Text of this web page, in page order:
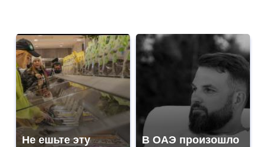
Не ешьте эту
В ОАЭ произошло